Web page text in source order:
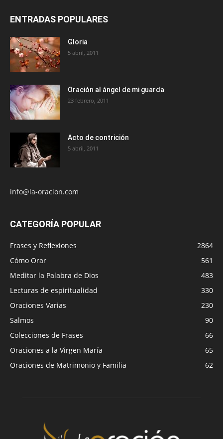
ENTRADAS POPULARES
Gloria
5 abril, 2011
Oración al ángel de mi guarda
23 febrero, 2011
Acto de contrición
5 abril, 2011
info@la-oracion.com
CATEGORÍA POPULAR
Frases y Reflexiones
2864
Cómo Orar
561
Meditar la Palabra de Dios
483
Lecturas de espiritualidad
330
Oraciones Varias
230
Salmos
90
Colecciones de Frases
66
Oraciones a la Virgen María
65
Oraciones de Matrimonio y Familia
62